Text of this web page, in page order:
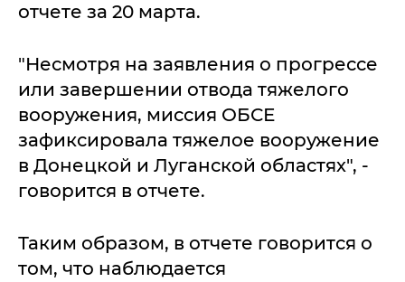
отчете за 20 марта.
"Несмотря на заявления о прогрессе
или завершении отвода тяжелого
вооружения, миссия ОБСЕ
зафиксировала тяжелое вооружение
в Донецкой и Луганской областях", -
говорится в отчете.
Таким образом, в отчете говорится о
том, что наблюдается